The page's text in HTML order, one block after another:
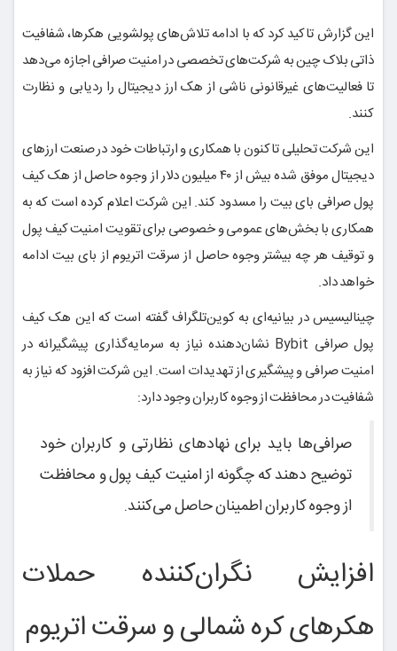
این گزارش تاکید کرد که با ادامه تلاش‌های پولشویی هکرها، شفافیت
ذاتی بلاک چین به شرکت‌های تخصصی در امنیت صرافی اجازه می‌دهد
تا فعالیت‌های غیرقانونی ناشی از هک ارز دیجیتال را ردیابی و نظارت
کنند.
این شرکت تحلیلی تاکنون با همکاری و ارتباطات خود در صنعت ارزهای
دیجیتال موفق شده بیش از ۴۰ میلیون دلار از وجوه حاصل از هک کیف
پول صرافی بای بیت را مسدود کند. این شرکت اعلام کرده است که به
همکاری با بخش‌های عمومی و خصوصی برای تقویت امنیت کیف پول
و توقیف هر چه بیشتر وجوه حاصل از سرقت اتریوم از بای بیت ادامه
خواهد داد.
چینالیسیس در بیانیه‌ای به کوین‌تلگراف گفته است که این هک کیف
پول صرافی Bybit نشان‌دهنده نیاز به سرمایه‌گذاری پیشگیرانه در
امنیت صرافی و پیشگیری از تهدیدات است. این شرکت افزود که نیاز به
شفافیت در محافظت از وجوه کاربران وجود دارد:
صرافی‌ها باید برای نهادهای نظارتی و کاربران خود
توضیح دهند که چگونه از امنیت کیف پول و محافظت
از وجوه کاربران اطمینان حاصل می‌کنند.
افزایش نگران‌کننده حملات
هکرهای کره شمالی و سرقت اتریوم